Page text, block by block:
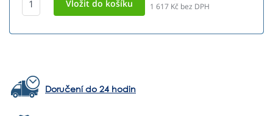
1 617 Kč bez DPH
Doručení do 24 hodin